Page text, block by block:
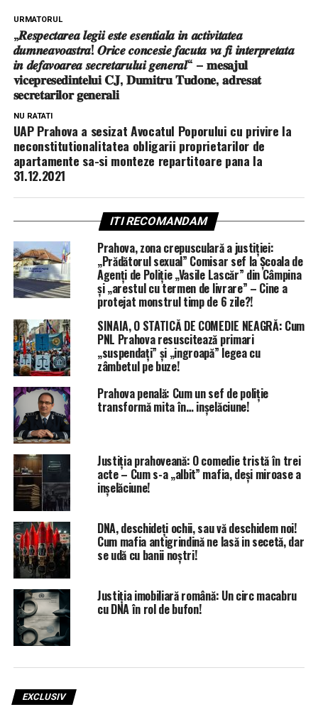
URMATORUL
„𝑹𝒆𝒔𝒑𝒆𝒄𝒕𝒂𝒓𝒆𝒂 𝒍𝒆𝒈𝒊𝒊 𝒆𝒔𝒕𝒆 𝒆𝒔𝒆𝒏𝒕𝒊𝒂𝒍𝒂 𝒊𝒏 𝒂𝒄𝒕𝒊𝒗𝒊𝒕𝒂𝒕𝒆𝒂
𝒅𝒖𝒎𝒏𝒆𝒂𝒗𝒐𝒂𝒔𝒕𝒓𝒂! 𝑶𝒓𝒊𝒄𝒆 𝒄𝒐𝒏𝒄𝒆𝒔𝒊𝒆 𝒇𝒂𝒄𝒖𝒕𝒂 𝒗𝒂 𝒇𝒊 𝒊𝒏𝒕𝒆𝒓𝒑𝒓𝒆𝒕𝒂𝒕𝒂
𝒊𝒏 𝒅𝒆𝒇𝒂𝒗𝒐𝒂𝒓𝒆𝒂 𝒔𝒆𝒄𝒓𝒆𝒕𝒂𝒓𝒖𝒍𝒖𝒊 𝒈𝒆𝒏𝒆𝒓𝒂𝒍“ – 𝐦𝐞𝐬𝐚𝐣𝐮𝐥
𝐯𝐢𝐜𝐞𝐩𝐫𝐞𝐬𝐞𝐝𝐢𝐧𝐭𝐞𝐥𝐮𝐢 𝐂𝐉, 𝐃𝐮𝐦𝐢𝐭𝐫𝐮 𝐓𝐮𝐝𝐨𝐧𝐞, 𝐚𝐝𝐫𝐞𝐬𝐚𝐭
𝐬𝐞𝐜𝐫𝐞𝐭𝐚𝐫𝐢𝐥𝐨𝐫 𝐠𝐞𝐧𝐞𝐫𝐚𝐥𝐢
NU RATATI
UAP Prahova a sesizat Avocatul Poporului cu privire la
neconstitutionalitatea obligarii proprietarilor de
apartamente sa-si monteze repartitoare pana la
31.12.2021
ITI RECOMANDAM
Prahova, zona crepusculară a justiției:
„Prădătorul sexual” Comisar sef la Școala de
Agenți de Poliție „Vasile Lascăr” din Câmpina
și „arestul cu termen de livrare” – Cine a
protejat monstrul timp de 6 zile?!
SINAIA, O STATICĂ DE COMEDIE NEAGRĂ: Cum
PNL Prahova resuscitează primari
„suspendați” și „ingroapă” legea cu
zâmbetul pe buze!
Prahova penală: Cum un sef de poliție
transformă mita în… inșelăciune!
Justiția prahoveană: O comedie tristă în trei
acte – Cum s-a „albit” mafia, deși miroase a
inșelăciune!
DNA, deschideți ochii, sau vă deschidem noi!
Cum mafia antigrindină ne lasă in secetă, dar
se udă cu banii noștri!
Justiția imobiliară română: Un circ macabru
cu DNA în rol de bufon!
EXCLUSIV